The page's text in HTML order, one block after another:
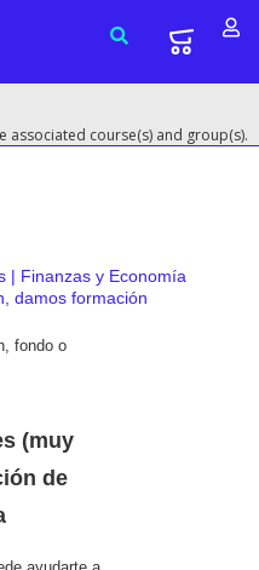
course(s) and group(s).
| Finanzas y Economía
damos formación
fondo o
(muy
de